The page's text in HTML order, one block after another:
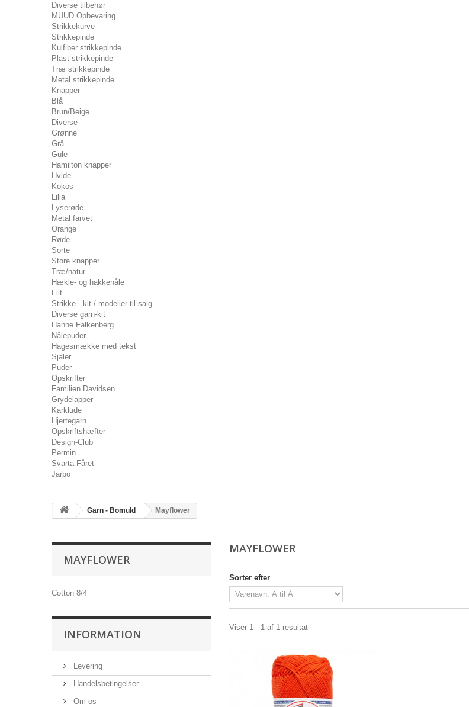
Diverse tilbehør
MUUD Opbevaring
Strikkekurve
Strikkepinde
Kulfiber strikkepinde
Plast strikkepinde
Træ strikkepinde
Metal strikkepinde
Knapper
Blå
Brun/Beige
Diverse
Grønne
Grå
Gule
Hamilton knapper
Hvide
Kokos
Lilla
Lyserøde
Metal farvet
Orange
Røde
Sorte
Store knapper
Træ/natur
Hækle- og hakkenåle
Filt
Strikke - kit / modeller til salg
Diverse garn-kit
Hanne Falkenberg
Nålepuder
Hagesmække med tekst
Sjaler
Puder
Opskrifter
Familien Davidsen
Grydelapper
Karklude
Hjertegarn
Opskriftshæfter
Design-Club
Permin
Svarta Fåret
Jarbo
Garn - Bomuld Mayflower
MAYFLOWER
Cotton 8/4
INFORMATION
Levering
Handelsbetingelser
Om os
MAYFLOWER
Sorter efter
Viser 1 - 1 af 1 resultat